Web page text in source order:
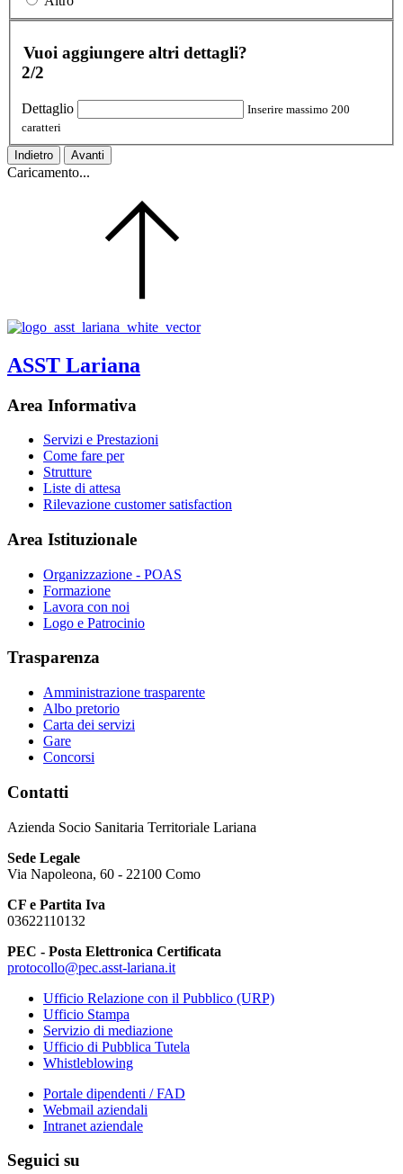
Vuoi aggiungere altri dettagli?
2/2
Dettaglio
Inserire massimo 200
caratteri
Indietro Avanti
Caricamento...
ASST Lariana
Area Informativa
Servizi e Prestazioni
Come fare per
Strutture
Liste di attesa
Rilevazione customer satisfaction
Area Istituzionale
Organizzazione - POAS
Formazione
Lavora con noi
Logo e Patrocinio
Trasparenza
Amministrazione trasparente
Albo pretorio
Carta dei servizi
Gare
Concorsi
Contatti
Azienda Socio Sanitaria Territoriale Lariana
Sede Legale
Via Napoleona, 60 - 22100 Como
CF e Partita Iva
03622110132
PEC - Posta Elettronica Certificata
protocollo@pec.asst-lariana.it
Ufficio Relazione con il Pubblico (URP)
Ufficio Stampa
Servizio di mediazione
Ufficio di Pubblica Tutela
Whistleblowing
Portale dipendenti / FAD
Webmail aziendali
Intranet aziendale
Seguici su